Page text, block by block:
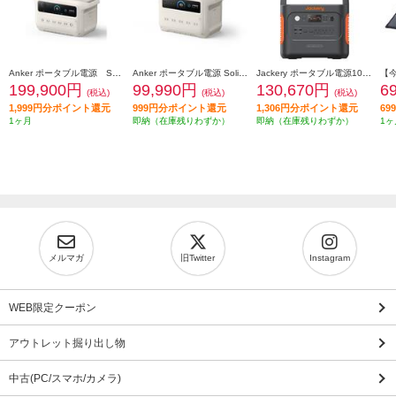
199,900円 (税込)
1,999円分ポイント還元
1ヶ月
99,990円 (税込)
999円分ポイント還元
即納（在庫残りわずか）
130,670円 (税込)
1,306円分ポイント還元
即納（在庫残りわずか） 1ヶ
メルマガ 旧Twitter Instagram
WEB限定クーポン
アウトレット掘り出し物
中古(PC/スマホ/カメラ)